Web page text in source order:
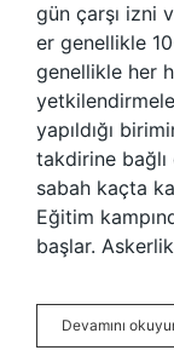
gün çarşı izni
er genellikle
genellikle her
yapıldığı
takdirine
sabah kaçta
Eğitim
başlar.
Devamını